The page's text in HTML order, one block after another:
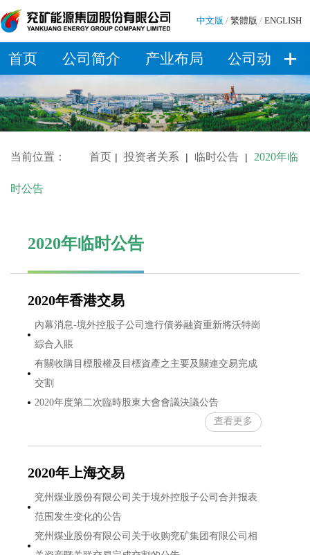
中文版 / 繁體版 / ENGLISH
首页 公司简介 产业布局 公司动态+
当前位置： 首页 | 投资者关系 | 临时公告 | 2020年临
时公告
2020年临时公告
2020年香港交易
內幕消息-境外控股子公司進行債券融資重新將沃特崗
綜合入賬
有關收購目標股權及目標資產之主要及關連交易完成
交割
2020年度第二次臨時股東大會會議決議公告
查看更多
2020年上海交易
兖州煤业股份有限公司关于境外控股子公司合并报表
范围发生变化的公告
兖州煤业股份有限公司关于收购兖矿集团有限公司相